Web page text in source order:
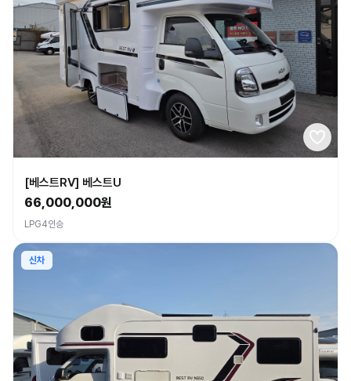
[베스트RV] 베스트U
66,000,000원
LPG4인승
신차